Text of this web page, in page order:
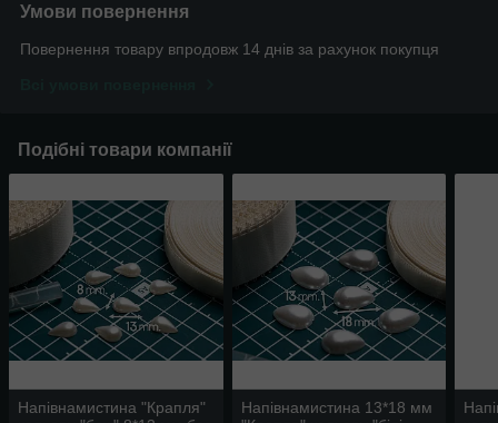
Умови повернення
Повернення товару впродовж 14 днів за рахунок покупця
Подібні товари компанії
Напівнамистина "Крапля"
Напівнамистина 13*18 мм